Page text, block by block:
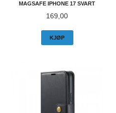
MAGSAFE IPHONE 17 SVART
Pris
169,00
KJØP